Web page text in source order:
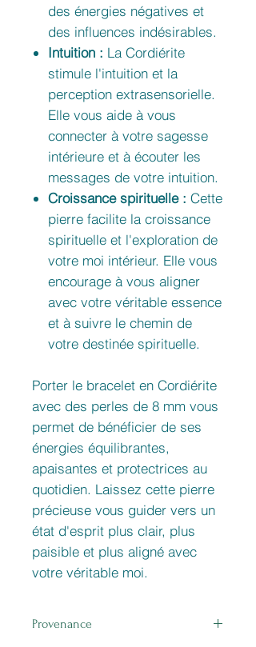
des énergies négatives et
des influences indésirables.
Intuition : La Cordiérite
stimule l'intuition et la
perception extrasensorielle.
Elle vous aide à vous
connecter à votre sagesse
intérieure et à écouter les
messages de votre intuition.
Croissance spirituelle : Cette
pierre facilite la croissance
spirituelle et l'exploration de
votre moi intérieur. Elle vous
encourage à vous aligner
avec votre véritable essence
et à suivre le chemin de
votre destinée spirituelle.
Porter le bracelet en Cordiérite
avec des perles de 8 mm vous
permet de bénéficier de ses
énergies équilibrantes,
apaisantes et protectrices au
quotidien. Laissez cette pierre
précieuse vous guider vers un
état d'esprit plus clair, plus
paisible et plus aligné avec
votre véritable moi.
Provenance